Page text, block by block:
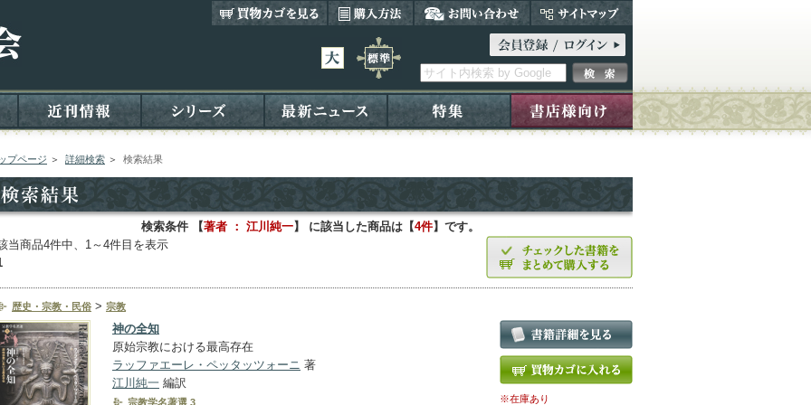
プページ ＞ 詳細検索 ＞ 検索結果
検索条件 【著者 ： 江川純一】 に該当した商品は【4件】です。
当商品4件中、1～4件目を表示
歴史・宗教・民俗 > 宗教
神の全知
原始宗教における最高存在
ラッファエーレ・ペッタッツォーニ 著
江川純一 編訳
宗教学名著選 3 ※在庫あり